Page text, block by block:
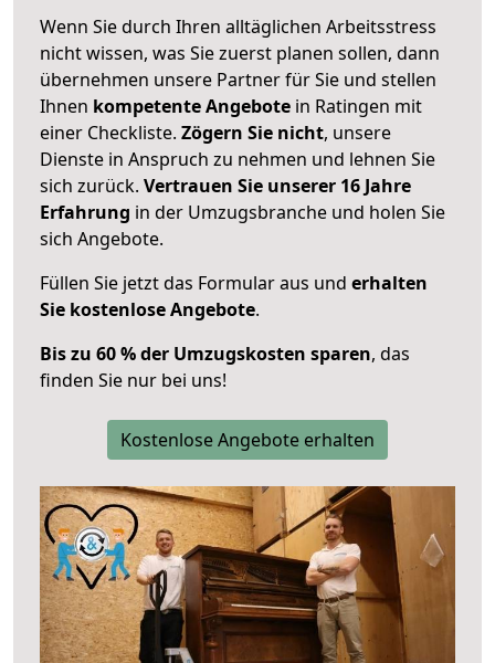
Wenn Sie durch Ihren alltäglichen Arbeitsstress
nicht wissen, was Sie zuerst planen sollen, dann
übernehmen unsere Partner für Sie und stellen
Ihnen kompetente Angebote in Ratingen mit
einer Checkliste. Zögern Sie nicht, unsere
Dienste in Anspruch zu nehmen und lehnen Sie
sich zurück. Vertrauen Sie unserer 16 Jahre
Erfahrung in der Umzugsbranche und holen Sie
sich Angebote.
Füllen Sie jetzt das Formular aus und erhalten
Sie kostenlose Angebote.
Bis zu 60 % der Umzugskosten sparen, das
finden Sie nur bei uns!
Kostenlose Angebote erhalten